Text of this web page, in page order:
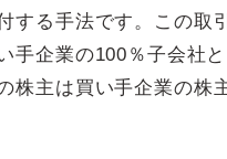
する手法です。この取
手企業の100％子会社と
株主は買い手企業の株